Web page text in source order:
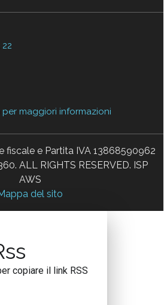
maggiori informazioni
fiscale e Partita IVA 13868590962
ALL RIGHTS RESERVED. ISP
AWS
del sito
copiare il link RSS